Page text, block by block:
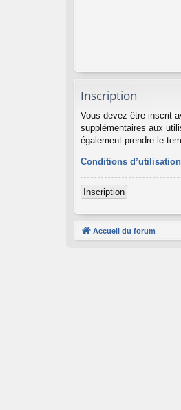
Inscription
Vous devez être inscrit
supplémentaires aux
également prendre le
Conditions d’utilisation
Inscription
Accueil du forum